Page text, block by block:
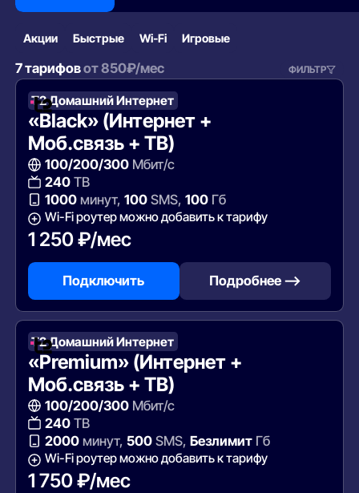
Акции Быстрые Wi‑Fi Игровые
7 тарифовот850₽/мес ФИЛЬТР
Т2 Домашний Интернет
«Black» (Интернет +
Моб.связь + ТВ)
100/200/300Мбит/с
240ТВ
1000минут, 100SMS, 100Гб
Wi-Fi роутер можно добавить к тарифу
1 250 ₽/мес
Подключить Подробнее —>
Т2 Домашний Интернет
«Premium» (Интернет +
Моб.связь + ТВ)
100/200/300Мбит/с
240ТВ
2000минут, 500SMS, БезлимитГб
Wi-Fi роутер можно добавить к тарифу
1 750 ₽/мес